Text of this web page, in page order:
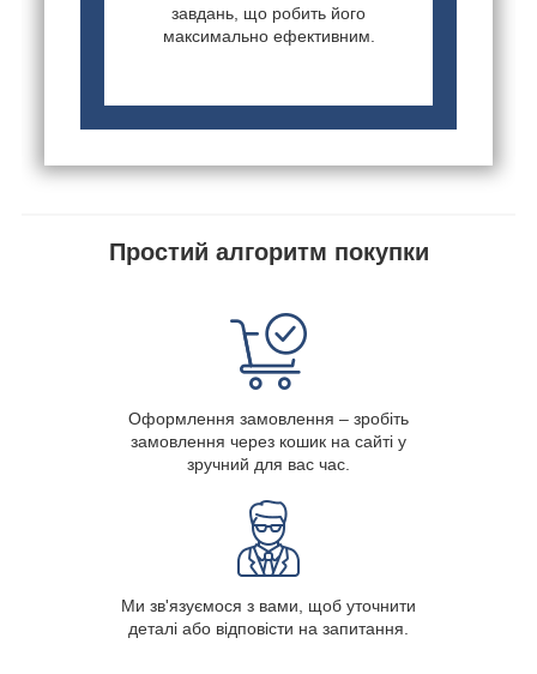
завдань, що робить його
максимально ефективним.
Простий алгоритм покупки
Оформлення замовлення – зробіть
замовлення через кошик на сайті у
зручний для вас час.
Ми зв'язуємося з вами, щоб уточнити
деталі або відповісти на запитання.